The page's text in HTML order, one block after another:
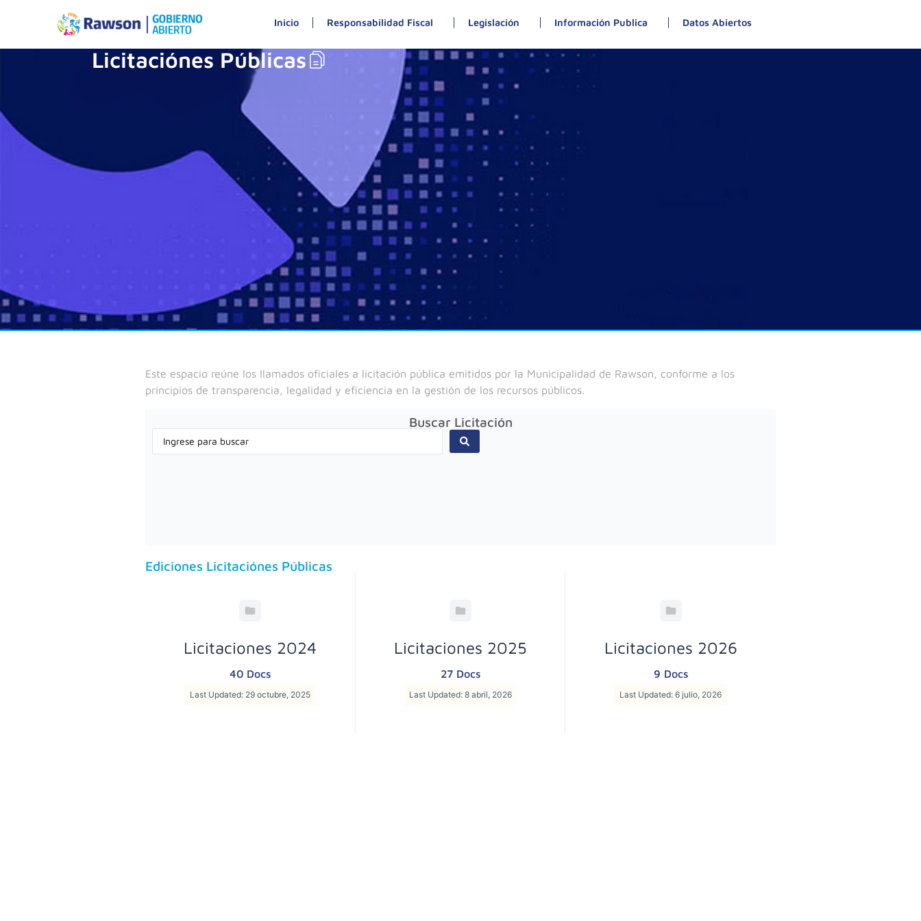
Inicio Responsabilidad Fiscal Legislación Información Publica Datos Abiertos
Licitaciónes Públicas
Este espacio reúne los llamados oficiales a licitación pública emitidos por la Municipalidad de Rawson, conforme a los
principios de transparencia, legalidad y eficiencia en la gestión de los recursos públicos.
Buscar Licitación
Ediciones Licitaciónes Públicas
Licitaciones 2024
40 Docs
Last Updated: 29 octubre, 2025
Licitaciones 2025
27 Docs
Last Updated: 8 abril, 2026
Licitaciones 2026
9 Docs
Last Updated: 6 julio, 2026